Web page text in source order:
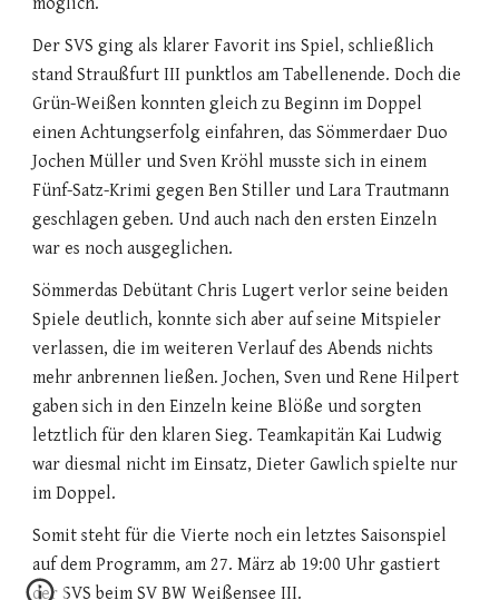
Der SVS ging als klarer Favorit ins Spiel, schließlich
stand Straußfurt III punktlos am Tabellenende. Doch die
Grün-Weißen konnten gleich zu Beginn im Doppel
einen Achtungserfolg einfahren, das Sömmerdaer Duo
Jochen Müller und Sven Kröhl musste sich in einem
Fünf-Satz-Krimi gegen Ben Stiller und Lara Trautmann
geschlagen geben. Und auch nach den ersten Einzeln
war es noch ausgeglichen.
Sömmerdas Debütant Chris Lugert verlor seine beiden
Spiele deutlich, konnte sich aber auf seine Mitspieler
verlassen, die im weiteren Verlauf des Abends nichts
mehr anbrennen ließen. Jochen, Sven und Rene Hilpert
gaben sich in den Einzeln keine Blöße und sorgten
letztlich für den klaren Sieg. Teamkapitän Kai Ludwig
war diesmal nicht im Einsatz, Dieter Gawlich spielte nur
im Doppel.
Somit steht für die Vierte noch ein letztes Saisonspiel
auf dem Programm, am 27. März ab 19:00 Uhr gastiert
der SVS beim SV BW Weißensee III.